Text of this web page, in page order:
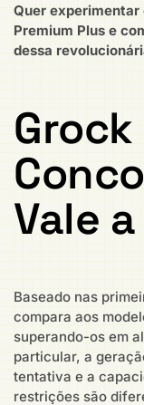
Quer experimentar
Premium Plus e
dessa
Grock
Vale
Baseado nas
compara aos
superando-os em
particular, a
tentativa e a
restrições são